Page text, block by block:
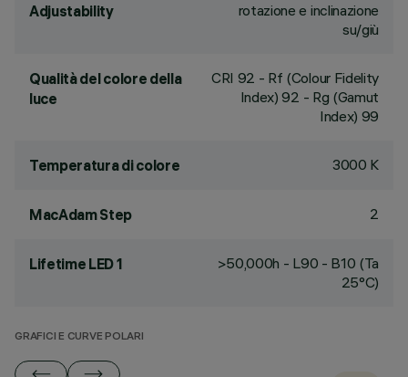
Adjustability
rotazione e inclinazione
su/giù
Qualità del colore della
luce
CRI 92 - Rf (Colour Fidelity
Index) 92 - Rg (Gamut
Index) 99
Temperatura di colore 3000 K
MacAdam Step 2
Lifetime LED 1
>50,000h - L90 - B10 (Ta
25°C)
GRAFICI E CURVE POLARI